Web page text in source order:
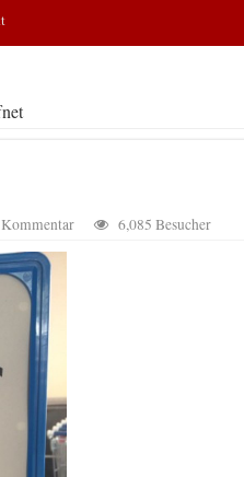
6,085 Besucher